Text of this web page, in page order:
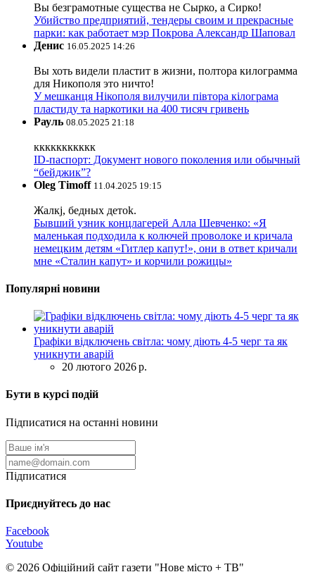
Вы безграмотные существа не Сырко, а Сирко!
Убийство предприятий, тендеры своим и прекрасные
парки: как работает мэр Покрова Александр Шаповал
Денис 16.05.2025 14:26
Вы хоть видели пластит в жизни, полтора килограмма
для Никополя это ничто!
У мешканця Нікополя вилучили півтора кілограма
пластиду та наркотики на 400 тисяч гривень
Рауль 08.05.2025 21:18
ккккккккккк
ID-паспорт: Документ нового поколения или обычный
“бейджик”?
Oleg Timoff 11.04.2025 19:15
Жалкj, бедных детok.
Бывший узник концлагерей Алла Шевченко: «Я
маленькая подходила к колючей проволоке и кричала
немецким детям «Гитлер капут!», они в ответ кричали
мне «Сталин капут» и корчили рожицы»
Популярні новини
Графіки відключень світла: чому діють 4-5 черг та як
уникнути аварій
20 лютого 2026 р.
Бути в курсі подій
Підписатися на останні новини
Підписатися
Приєднуйтесь до нас
Facebook
Youtube
© 2026 Офіційний сайт газети "Нове мiсто + ТВ"